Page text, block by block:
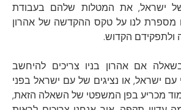
ישראל, את המטלות שלהם בעבודת
לנו על טקס ההקדשה של אהרון
ולתפקידם הקדוש.
אם אהרון בניו צריכים להיחשב
עם ישראל, או נציגים של עם ישראל בפני
מכריע בפן המשפטי של השאלה הזאת,